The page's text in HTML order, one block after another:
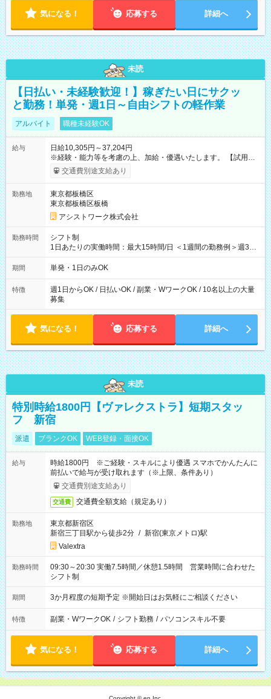
気になる！ 応募する 詳細へ
未読
【日払い・未経験歓迎！】稼ぎたい日にサクッ
と勤務！単発・週1日～自由シフトの軽作業
アルバイト 職種未経験OK
給与
日給10,305円～37,204円
※経験・能力等を考慮の上、加給・優遇いたします。 【試用期
間】試用期間なし
交通費別途支給あり
勤務地
東京都板橋区
東京都板橋区板橋
アシストワーク株式会社
勤務時間
シフト制
1日あたりの実働時間：最大15時間/日 ＜1週間の勤務例＞週3回
勤務 勤務：月・水・金 休み：火・木・土・日 好きな時にお仕事
可能です！ ※1日あたりの最大実働時間は日勤、夜勤共に勤務し
期間 単発・1日のみOK
特徴
週1日からOK / 日払いOK / 副業・WワークOK / 10名以上の大量
募集
気になる！ 応募する 詳細へ
未読
特別時給1800円【ヴァレクストラ】短期スタッ
フ 新宿
派遣 ブランクOK WEB登録・面接OK
給与
時給1800円 ※ご経験・スキルにより優遇 スマホでかんたんに
前払いで給与が受け取れます（※上限、条件あり）
交通費別途支給あり
交通費 交通費全額支給（規定あり）
勤務地
東京都新宿区
新宿三丁目駅から徒歩2分 / 新宿(東京メトロ)駅
Valextra
勤務時間
09:30～20:30 実働7.5時間／休憩1.5時間 営業時間に合わせた
シフト制
期間 3か月程度の短期予定 ※開始日はお気軽にご相談ください
特徴 副業・WワークOK / シフト勤務 / パソコンスキル不要
気になる！ 応募する 詳細へ